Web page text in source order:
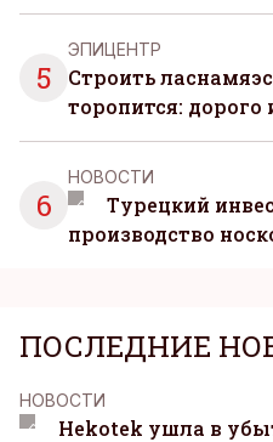
5
ЭПИЦЕНТР
Строить
торопится: дорого
6
НОВОСТИ
Турецкий
производство
ПОСЛЕДНИЕ
НОВОСТИ
Hekotek ушла в